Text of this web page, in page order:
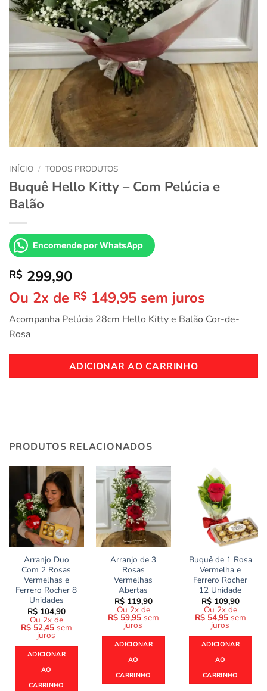
INÍCIO / TODOS PRODUTOS
Buquê Hello Kitty – Com Pelúcia e
Balão
Encomende por WhatsApp
R$ 299,90
Ou 2x de R$ 149,95 sem juros
Acompanha Pelúcia 28cm Hello Kitty e Balão Cor-de-
Rosa
ADICIONAR AO CARRINHO
PRODUTOS RELACIONADOS
Arranjo Duo
Com 2 Rosas
Vermelhas e
Ferrero Rocher 8
Unidades
R$104,90
Ou 2x de
R$52,45 sem
juros
ADICIONAR
AO
CARRINHO
Arranjo de 3
Rosas
Vermelhas
Abertas
R$119,90
Ou 2x de
R$59,95 sem
juros
ADICIONAR
AO
CARRINHO
Buquê de 1 Rosa
Vermelha e
Ferrero Rocher
12 Unidade
R$109,90
Ou 2x de
R$54,95 sem
juros
ADICIONAR
AO
CARRINHO